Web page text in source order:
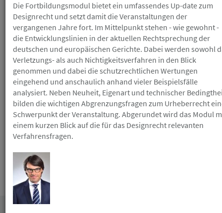
kostenlosen Absagefrist (in der Regel 10 Tage vor der
Veranstaltung) erhalten Sie einen Gutschein, den Sie
innerhalb eines Jahres für die Buchung eines neuen
HAV-Seminars einlösen können. Sollte Ihnen das
Skript schon zugegangen sein, erhalten Sie einen
Gutschein über die Hälfte des Teilnahmebetrags.
Wenn Sie einen Gutschein erhalten, ist der
ursprüngliche Teilnahmebetrag trotzdem fällig. Einen
Gutschein erhalten Sie nicht bei Nichterscheinen
ohne vorherige Absage. Die Anmeldung zu einer
kulturellen/ gesellschaftlichen Veranstaltung ist
verbindlich und nicht mehr kostenlos stornierbar.
Die Teilnahmebedingungen finden Sie
Die Fortbildungsmodul bietet ein umfassendes Up-date zum
Designrecht und setzt damit die Veranstaltungen der
vergangenen Jahre fort. Im Mittelpunkt stehen - wie gewohnt -
die Entwicklungslinien in der aktuellen Rechtsprechung der
deutschen und europäischen Gerichte. Dabei werden sowohl
Verletzungs- als auch Nichtigkeitsverfahren in den Blick
genommen und dabei die schutzrechtlichen Wertungen
eingehend und anschaulich anhand vieler Beispielsfälle
analysiert. Neben Neuheit, Eigenart und technischer
bilden die wichtigen Abgrenzungsfragen zum Urheberrecht
Schwerpunkt der Veranstaltung. Abgerundet wird das Modul
einem kurzen Blick auf die für das Designrecht relevanten
Verfahrensfragen.